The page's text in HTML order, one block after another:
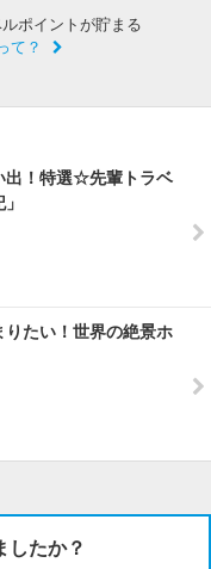
ポイントが貯まる
て？
出！特選☆先輩トラベ
りたい！世界の絶景ホ
したか？